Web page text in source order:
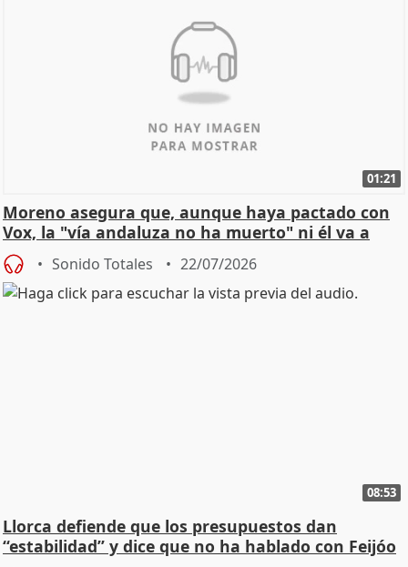
01:21
Moreno asegura que, aunque haya pactado con
Vox, la "vía andaluza no ha muerto" ni él va a
"cambiar"
Sonido Totales 22/07/2026
08:53
Llorca defiende que los presupuestos dan
“estabilidad” y dice que no ha hablado con Feijóo